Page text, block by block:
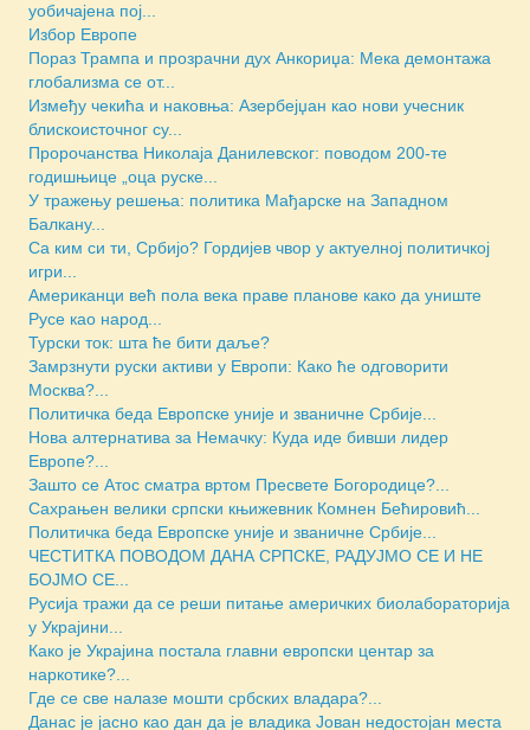
уобичајена пој...
Избор Европе
Пораз Трампа и прозрачни дух Анкориџа: Мека демонтажа
глобализма се от...
Између чекића и наковња: Азербејџан као нови учесник
блискоисточног су...
Пророчанства Николаја Данилевског: поводом 200-те
годишњице „оца руске...
У тражењу решења: политика Мађарске на Западном
Балкану...
Са ким си ти, Србијо? Гордијев чвор у актуелној политичкој
игри...
Американци већ пола века праве планове како да униште
Русе као народ...
Турски ток: шта ће бити даље?
Замрзнути руски активи у Европи: Како ће одговорити
Москва?...
Политичка беда Европске уније и званичне Србије...
Нова алтернатива за Немачку: Куда иде бивши лидер
Европе?...
Зашто се Атос сматра вртом Пресвете Богородице?...
Сахрањен велики српски књижевник Комнен Бећировић...
Политичка беда Европске уније и званичне Србије...
ЧЕСТИТКА ПОВОДОМ ДАНА СРПСКЕ, РАДУЈМО СЕ И НЕ
БОЈМО СЕ...
Русија тражи да се реши питање америчких биолабораторија
у Украјини...
Како је Украјина постала главни европски центар за
наркотике?...
Где се све налазе мошти србских владара?...
Данас је јасно као дан да је владика Јован недостојан места